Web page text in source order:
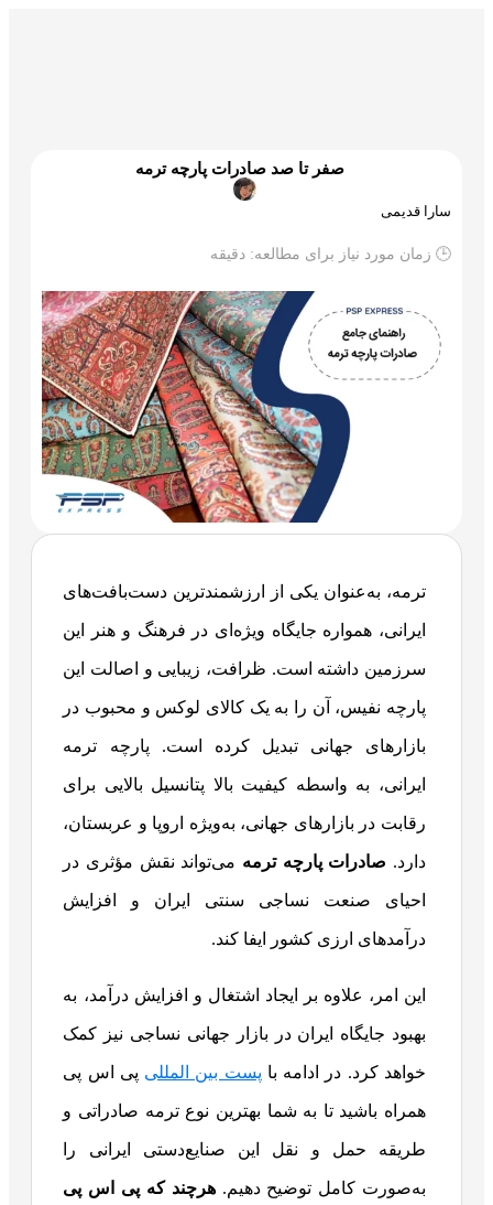
صفر تا صد صادرات پارچه ترمه
سارا قدیمی
🕒 زمان مورد نیاز برای مطالعه: دقیقه
ترمه، به‌عنوان یکی از ارزشمندترین دست‌بافت‌های
ایرانی، همواره جایگاه ویژه‌ای در فرهنگ و هنر این
سرزمین داشته است. ظرافت، زیبایی و اصالت این
پارچه نفیس، آن را به یک کالای لوکس و محبوب در
بازارهای جهانی تبدیل کرده است. پارچه ترمه
ایرانی، به واسطه کیفیت بالا پتانسیل بالایی برای
رقابت در بازارهای جهانی، به‌ویژه اروپا و عربستان،
دارد. صادرات پارچه ترمه می‌تواند نقش مؤثری در
احیای صنعت نساجی سنتی ایران و افزایش
درآمدهای ارزی کشور ایفا کند.
این امر، علاوه بر ایجاد اشتغال و افزایش درآمد، به
بهبود جایگاه ایران در بازار جهانی نساجی نیز کمک
خواهد کرد. در ادامه با پست بین المللی پی اس پی
همراه باشید تا به شما بهترین نوع ترمه صادراتی و
طریقه حمل و نقل این صنایع‌دستی ایرانی را
به‌صورت کامل توضیح دهیم.هرچند که پی اس پی